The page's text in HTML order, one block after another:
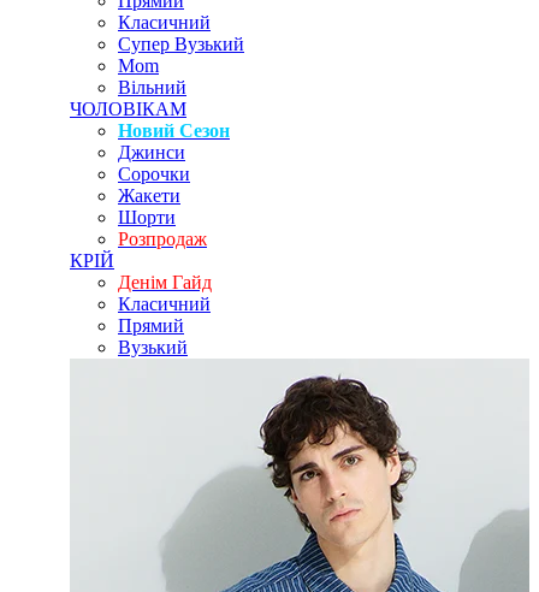
Класичний
Супер Вузький
Mom
Вільний
ЧОЛОВІКАМ
Новий Сезон
Джинси
Сорочки
Жакети
Шорти
Розпродаж
КРІЙ
Денім Гайд
Класичний
Прямий
Вузький